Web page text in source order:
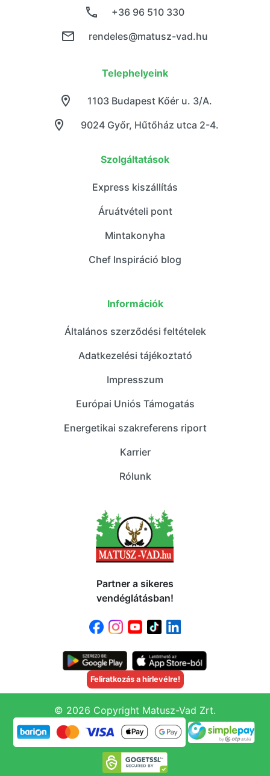
+36 96 510 330
rendeles@matusz-vad.hu
Telephelyeink
9024 Győr, Hűtőház utca 2-4.
1103 Budapest Kőér u. 3/A.
Szolgáltatások
Express kiszállítás
Áruátvételi pont
Mintakonyha
Chef Inspiráció blog
Információk
Általános szerződési feltételek
Adatkezelési tájékoztató
Impresszum
Európai Uniós Támogatás
Energetikai szakreferens riport
Karrier
Rólunk
Partner a sikeres
vendéglátásban!
Feliratkozás a hírlevélre!
© 2026 Copyright Matusz-Vad Zrt.